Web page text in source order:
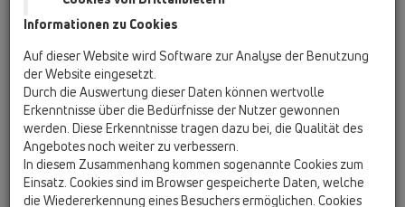
Macedonia
Moldavia
Portugal, Spain
Romania
Russia
Serbia, Montenegro
Slovakia, Belarus
Slovenia
Switzerland
Türkiye
Informationen zu Cookies
Auf dieser Website wird Software zur Analyse der Benutzung
der Website eingesetzt.
Durch die Auswertung dieser Daten können wertvolle
Erkenntnisse über die Bedürfnisse der Nutzer gewonnen
werden. Diese Erkenntnisse tragen dazu bei, die Qualität des
Angebotes noch weiter zu verbessern.
In diesem Zusammenhang kommen sogenannte Cookies zum
Einsatz. Cookies sind im Browser gespeicherte Daten, welche
die Wiedererkennung eines Besuchers ermöglichen. Cookies